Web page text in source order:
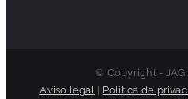
© Copyright - JAG
Aviso legal| Política de